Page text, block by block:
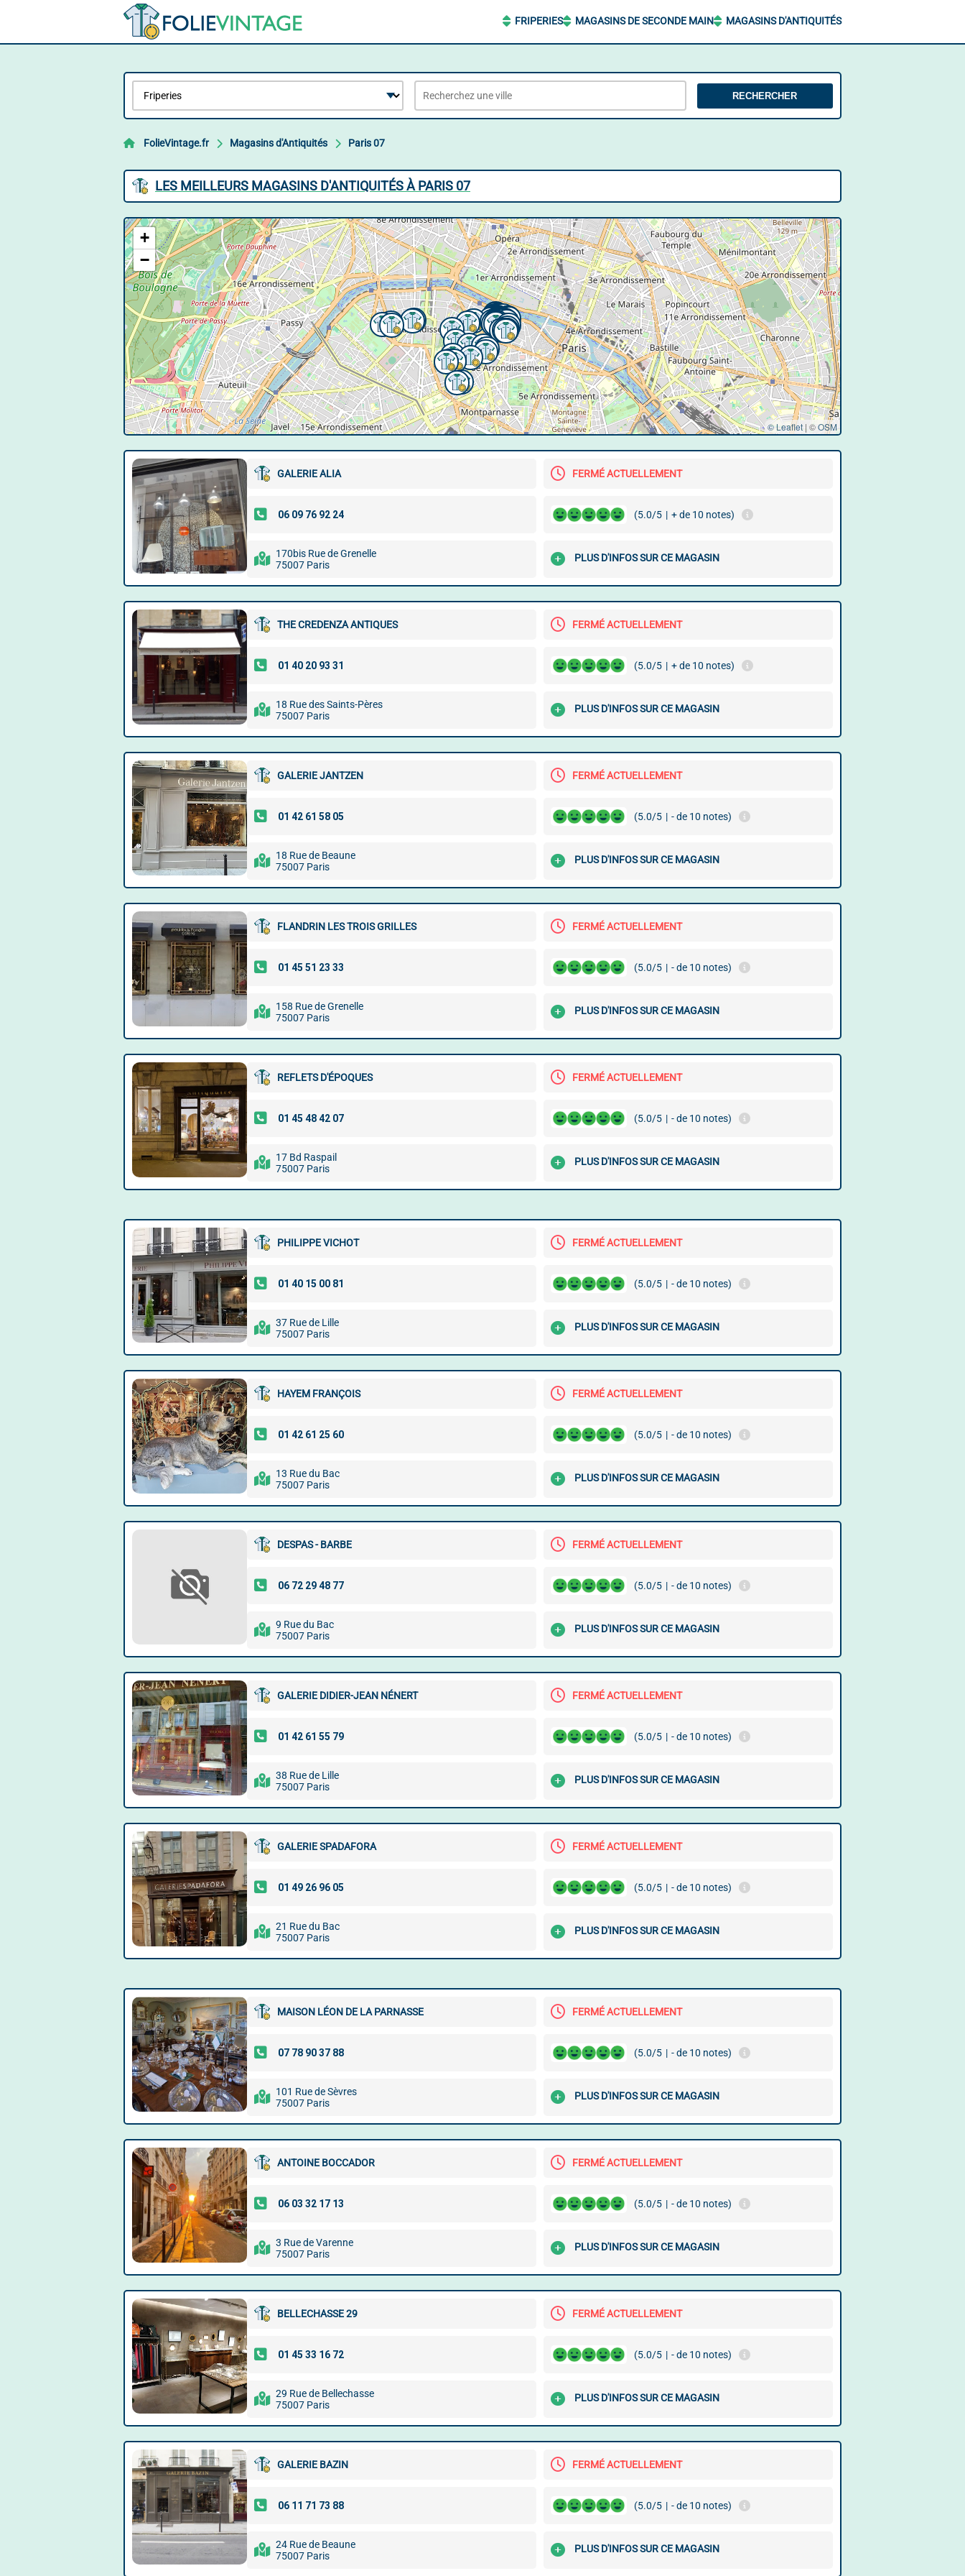
FRIPERIES MAGASINS DE SECONDE MAIN MAGASINS D'ANTIQUITÉS
RECHERCHER
FolieVintage.fr Magasins d'Antiquités Paris 07
LES MEILLEURS MAGASINS D'ANTIQUITÉS À PARIS 07
+
−
© Leaflet | ©OSM
GALERIE ALIA FERMÉ ACTUELLEMENT
(5.0/5 | + de 10 notes)
170bis Rue de Grenelle
75007 Paris
PLUS D'INFOS SUR CE MAGASIN
THE CREDENZA ANTIQUES FERMÉ ACTUELLEMENT
(5.0/5 | + de 10 notes)
18 Rue des Saints-Pères
75007 Paris
PLUS D'INFOS SUR CE MAGASIN
GALERIE JANTZEN FERMÉ ACTUELLEMENT
(5.0/5 | - de 10 notes)
18 Rue de Beaune
75007 Paris
PLUS D'INFOS SUR CE MAGASIN
FLANDRIN LES TROIS GRILLES FERMÉ ACTUELLEMENT
(5.0/5 | - de 10 notes)
158 Rue de Grenelle
75007 Paris
PLUS D'INFOS SUR CE MAGASIN
REFLETS D'ÉPOQUES FERMÉ ACTUELLEMENT
(5.0/5 | - de 10 notes)
17 Bd Raspail
75007 Paris
PLUS D'INFOS SUR CE MAGASIN
PHILIPPE VICHOT FERMÉ ACTUELLEMENT
(5.0/5 | - de 10 notes)
37 Rue de Lille
75007 Paris
PLUS D'INFOS SUR CE MAGASIN
HAYEM FRANÇOIS FERMÉ ACTUELLEMENT
(5.0/5 | - de 10 notes)
13 Rue du Bac
75007 Paris
PLUS D'INFOS SUR CE MAGASIN
DESPAS - BARBE FERMÉ ACTUELLEMENT
(5.0/5 | - de 10 notes)
9 Rue du Bac
75007 Paris
PLUS D'INFOS SUR CE MAGASIN
GALERIE DIDIER-JEAN NÉNERT FERMÉ ACTUELLEMENT
(5.0/5 | - de 10 notes)
38 Rue de Lille
75007 Paris
PLUS D'INFOS SUR CE MAGASIN
GALERIE SPADAFORA FERMÉ ACTUELLEMENT
(5.0/5 | - de 10 notes)
21 Rue du Bac
75007 Paris
PLUS D'INFOS SUR CE MAGASIN
MAISON LÉON DE LA PARNASSE FERMÉ ACTUELLEMENT
(5.0/5 | - de 10 notes)
101 Rue de Sèvres
75007 Paris
PLUS D'INFOS SUR CE MAGASIN
ANTOINE BOCCADOR FERMÉ ACTUELLEMENT
(5.0/5 | - de 10 notes)
3 Rue de Varenne
75007 Paris
PLUS D'INFOS SUR CE MAGASIN
BELLECHASSE 29 FERMÉ ACTUELLEMENT
(5.0/5 | - de 10 notes)
29 Rue de Bellechasse
75007 Paris
PLUS D'INFOS SUR CE MAGASIN
GALERIE BAZIN FERMÉ ACTUELLEMENT
(5.0/5 | - de 10 notes)
24 Rue de Beaune
75007 Paris
PLUS D'INFOS SUR CE MAGASIN